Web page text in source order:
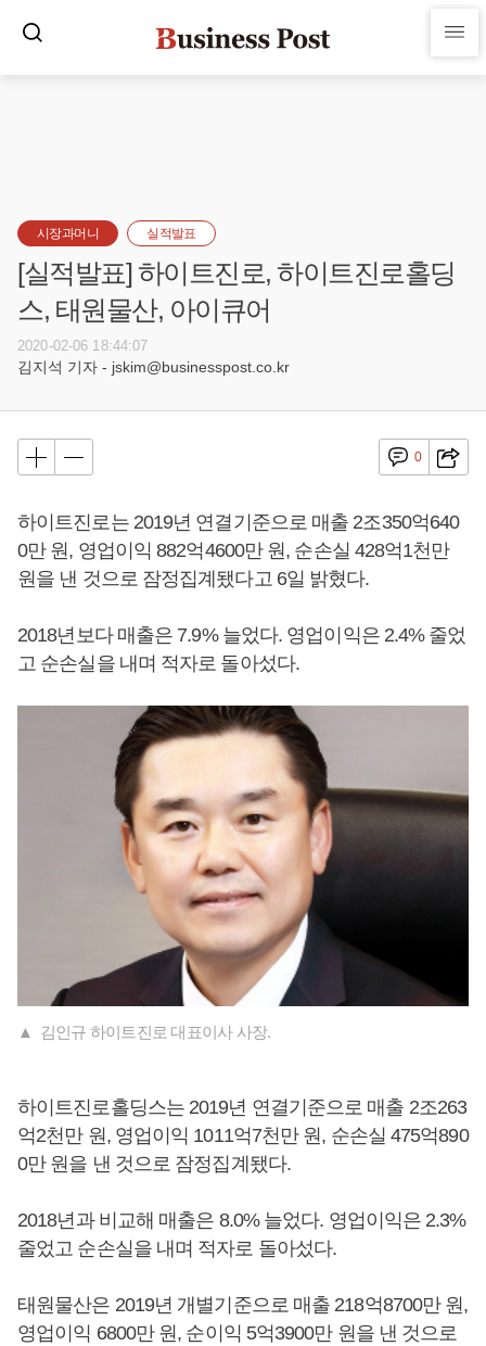
시장과머니 실적발표
[실적발표] 하이트진로, 하이트진로홀딩
스, 태원물산, 아이큐어
2020-02-06 18:44:07
김지석 기자 - jskim@businesspost.co.kr
0
하이트진로는 2019년 연결기준으로 매출 2조350억640
0만 원, 영업이익 882억4600만 원, 순손실 428억1천만
원을 낸 것으로 잠정집계됐다고 6일 밝혔다.
2018년보다 매출은 7.9% 늘었다. 영업이익은 2.4% 줄었
고 순손실을 내며 적자로 돌아섰다.
▲ 김인규 하이트진로 대표이사 사장.
하이트진로홀딩스는 2019년 연결기준으로 매출 2조263
억2천만 원, 영업이익 1011억7천만 원, 순손실 475억890
0만 원을 낸 것으로 잠정집계됐다.
2018년과 비교해 매출은 8.0% 늘었다. 영업이익은 2.3%
줄었고 순손실을 내며 적자로 돌아섰다.
태원물산은 2019년 개별기준으로 매출 218억8700만 원,
영업이익 6800만 원, 순이익 5억3900만 원을 낸 것으로